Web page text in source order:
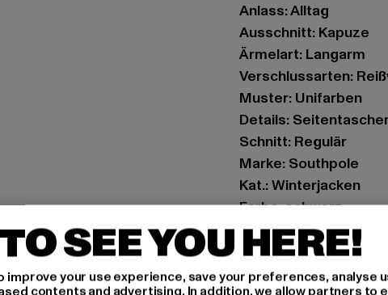
Anlass: Alltag
Ausschnitt: Kapuze
Ärmelart: Langarm
Verschlussarten:
Muster: Unifarben
Details:
Schnitt: Regulär
Marke: Southpole
Kat.: Winterjacken
Farbe: schwarz
Hersteller Farbe: black
Art.Nr: 6076121-
SEE YOU HERE!
improve your use experience, save your preferences, analyse
contents and advertising. In addition, we allow partners to